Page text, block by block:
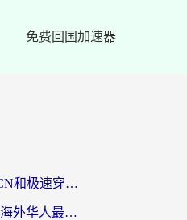
免费回国加速器
海外党必看：ChickCN和极速穿梭VPN好用吗？3招教你选对回国加速器无缝刷国内资源
斧牛和light哪个好？海外华人最关心的回国加速器选择难题，一篇讲透